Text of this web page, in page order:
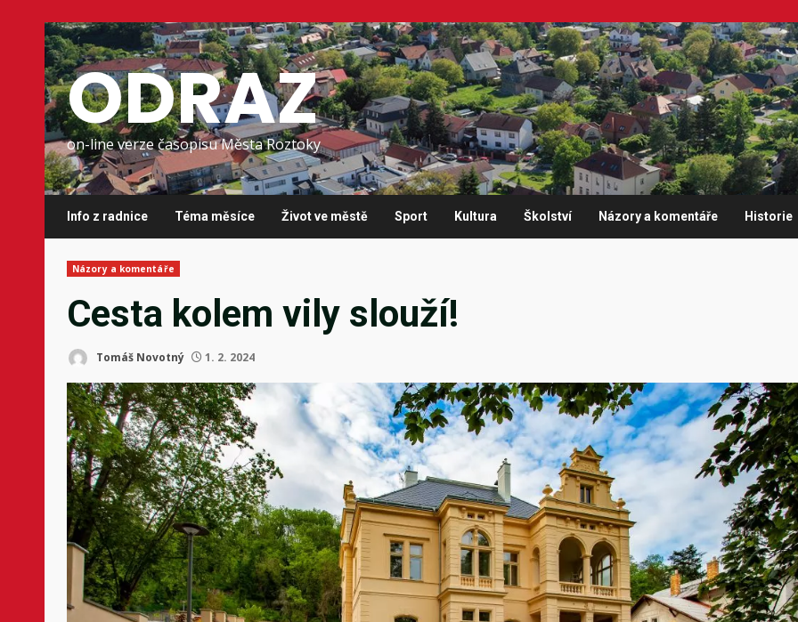
Skip
to
content
ODRAZ
on-line verze časopisu Města Roztoky
Info z radnice Téma měsíce Život ve městě Sport Kultura Školství Názory a komentáře Historie
Názory a komentáře
Cesta kolem vily slouží!
Tomáš Novotný 1. 2. 2024